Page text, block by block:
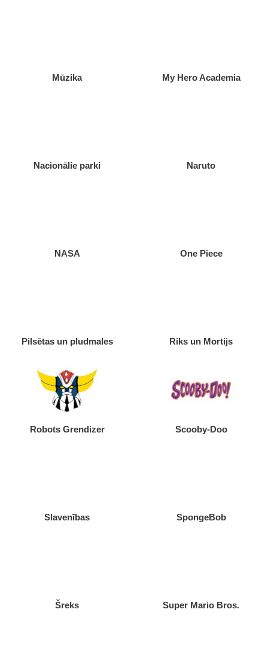
Mūzika My Hero Academia
Nacionālie parki Naruto
NASA One Piece
Pilsētas un pludmales Riks un Mortijs
Robots Grendizer Scooby-Doo
Slavenības SpongeBob
Šreks Super Mario Bros.